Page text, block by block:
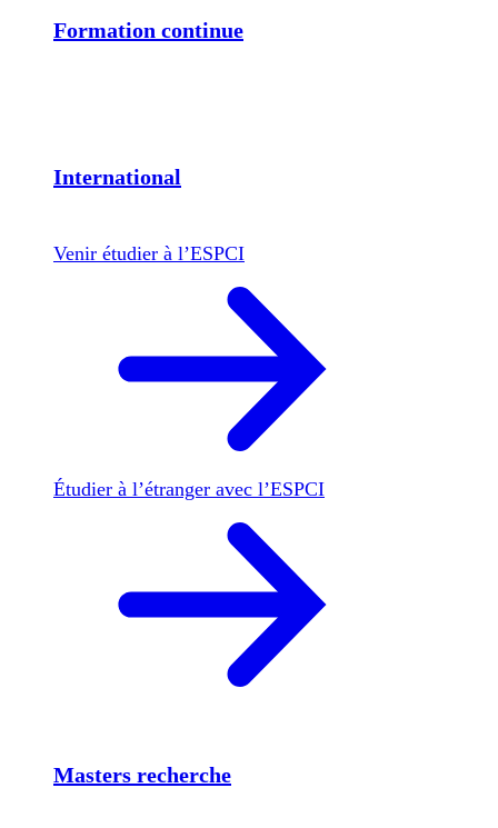
Formation continue
International
Venir étudier à l’ESPCI
Étudier à l’étranger avec l’ESPCI
Masters recherche